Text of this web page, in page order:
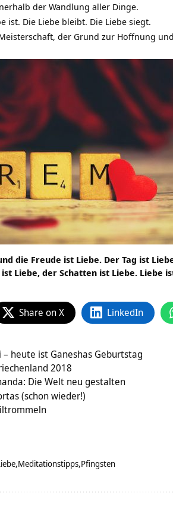
der Wandlung aller Dinge.
ist. Die Liebe bleibt. Die Liebe siegt.
der Grund zur Hoffnung
die Freude ist Liebe. Der Tag ist
Liebe, der Schatten ist Liebe. Liebe
Share on X LinkedIn
heute ist Ganeshas Geburtstag
2018
Die Welt neu gestalten
(schon wieder!)
Meditationstipps Pfingsten